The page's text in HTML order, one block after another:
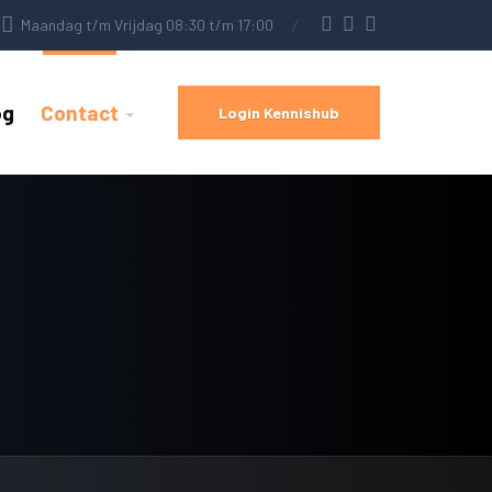
Maandag t/m Vrijdag 08:30 t/m 17:00
Contact Login Kennishub